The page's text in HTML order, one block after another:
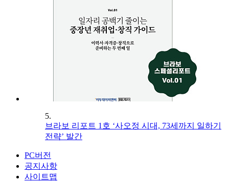
5.
브라보 리포트 1호 ‘사오정 시대, 73세까지 일하기
전략’ 발간
PC버전
공지사항
사이트맵